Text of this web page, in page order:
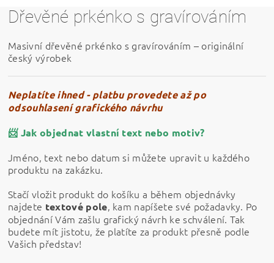
Dřevěné prkénko s gravírováním
Masivní dřevěné prkénko s gravírováním – originální
český výrobek
Neplatíte ihned - platbu provedete až po
odsouhlasení grafického návrhu
📨 Jak objednat vlastní text nebo motiv?
Jméno, text nebo datum si můžete upravit u každého
produktu na zakázku.
Stačí vložit produkt do košíku a během objednávky
najdete textové pole, kam napíšete své požadavky. Po
objednání Vám zašlu grafický návrh ke schválení. Tak
budete mít jistotu, že platíte za produkt přesně podle
Vašich představ!